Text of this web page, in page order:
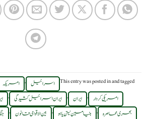
This entry was posted inand tagged اسرائیل , امریکہ
امریکی کردار , ایران , ایران اسرائیل کشیدگی ,
بحری محاصرہ , بنیامین نیتن یاہو , بین الاقوامی قانون ,